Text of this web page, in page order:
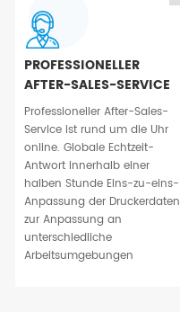
PROFESSIONELLER
AFTER-SALES-SERVICE
Professioneller After-Sales-
Service ist rund um die Uhr
online. Globale Echtzeit-
Antwort innerhalb einer
halben Stunde Eins-zu-eins-
Anpassung der Druckerdaten
zur Anpassung an
unterschiedliche
Arbeitsumgebungen